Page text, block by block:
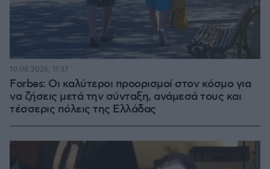
Forbes: Οι καλύτεροι προορισμοί στον κόσμο για
να ζήσεις μετά την σύνταξη, ανάμεσά τους και
τέσσερις πόλεις της Ελλάδας
10.08.2026, 11:37